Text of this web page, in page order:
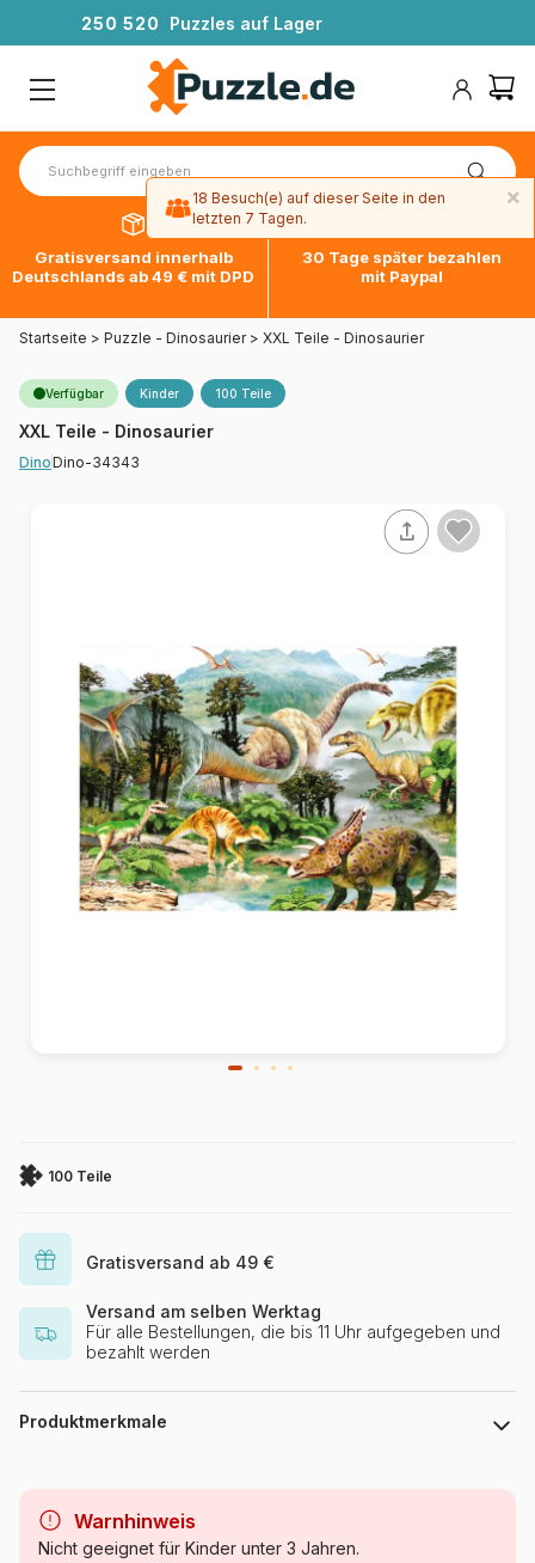
250 520 Puzzles auf Lager
Gratisversand innerhalb
Deutschlands ab 49 € mit DPD
30 Tage später bezahlen
mit Paypal
Startseite > Puzzle - Dinosaurier > XXL Teile - Dinosaurier
Verfügbar Kinder 100 Teile
XXL Teile - Dinosaurier
DinoDino-34343
100 Teile
Gratisversand ab 49 €
Versand am selben Werktag
Für alle Bestellungen, die bis 11 Uhr aufgegeben und
bezahlt werden
Produktmerkmale
Kategorie Puzzle - Dinosaurier
Warnhinweis
Nicht geeignet für Kinder unter 3 Jahren.
×
18 Besuch(e) auf dieser Seite in den
letzten 7 Tagen.